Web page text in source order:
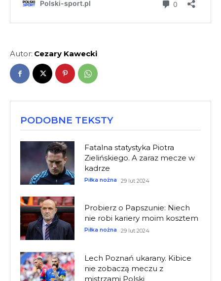
Autor: Cezary Kawecki
PODOBNE TEKSTY
Fatalna statystyka Piotra
Zielińskiego. A zaraz mecze w
kadrze
Piłka nożna 29 lut 2024
Probierz o Papszunie: Niech
nie robi kariery moim kosztem
Piłka nożna 29 lut 2024
Lech Poznań ukarany. Kibice
nie zobaczą meczu z
mistrzami Polski